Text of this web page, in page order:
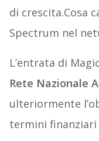
di crescita.Cosa
Spectrum nel
L’entrata di
Rete Nazionale
ulteriormente
termini